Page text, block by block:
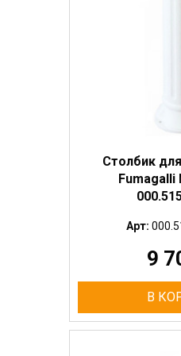
Столбик
Fumagalli
Арт:
9
В